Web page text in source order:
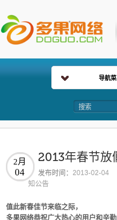
导航
2013年春节放
2月
04 发布时间： 2013-02-04
知公告
值此新春佳节来临之际，
多果网络恭祝广大热心的用户和辛勤